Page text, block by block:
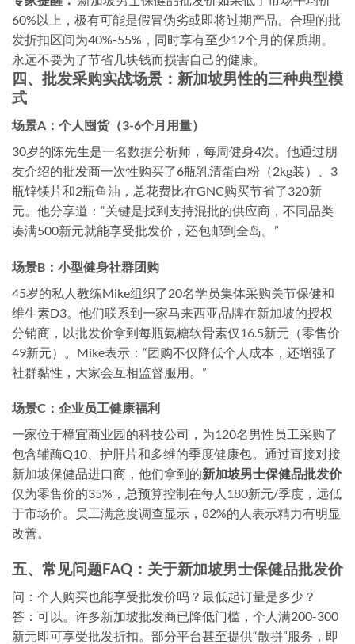
60%以上，极有可能是假冒伪劣或即将过期产品。合理的批
发折扣区间为40%-55%，同时享有至少12个月的保质期。
永远不要为了节省几块钱而损害自己的健康。
四、批发采购实战场景：新加坡男性的三种典型模
式
场景A：个人囤货（3-6个月用量）
30岁的陈先生是一名数据分析师，每周健身4次。他通过朋
友介绍的批发商一次性购买了6瓶乳清蛋白粉（2kg装）、3
瓶锌镁片和2瓶鱼油，总花费比在GNC购买节省了320新
元。他分享道：“关键是找到支持混批的供应商，不同品类
凑满500新元就能享受批发价，还包邮到全岛。”
场景B：小型健身社群团购
45岁的私人教练Mike组织了20名学员集体采购关节保健和
维生素D3。他们联系到一家马来西亚品牌在新加坡的授权
分销商，以批发价拿到每瓶氨糖软骨素仅16.5新元（零售价
49新元）。Mike表示：“团购不仅降低个人成本，还增强了
社群黏性，大家会互相监督服用。”
场景C：企业员工健康福利
一家位于樟宜商业园的科技公司，为120名男性员工采购了
包含辅酶Q10、护肝片和多维的季度健康包。通过直接对接
新加坡保健品进口商，他们拿到的新加坡男士保健品批发价
仅为零售价的35%，总预算控制在每人180新元/季度，远低
于市场价。员工满意度调查显示，82%的人表示精力有明显
改善。
五、常见问题FAQ：关于新加坡男士保健品批发价
问：个人购买也能享受批发价吗？最低起订量是多少？
答：可以。许多新加坡批发商已降低门槛，个人满200-300
新元即可享受批发折扣。部分平台甚至提供“散拼”服务，即